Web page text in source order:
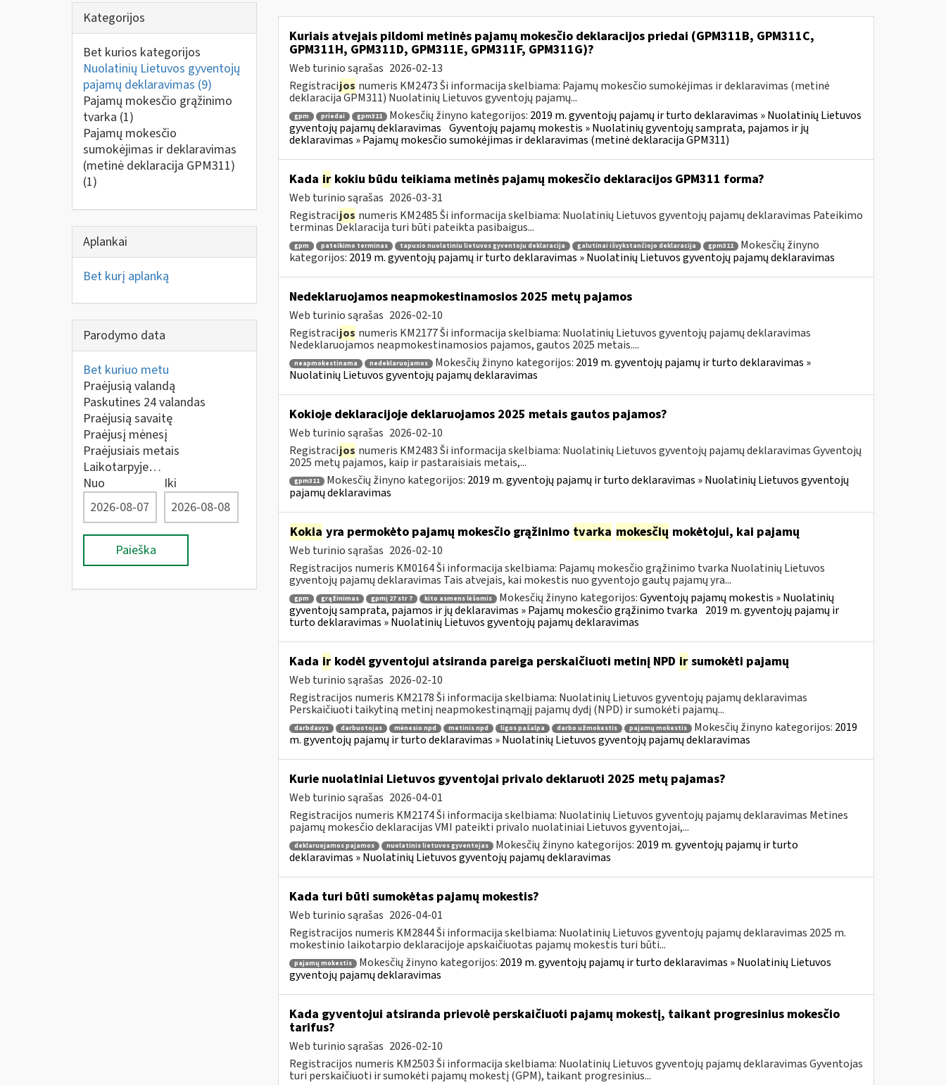
Kategorijos
Bet kurios kategorijos
Nuolatinių Lietuvos gyventojų
pajamų deklaravimas (9)
Pajamų mokesčio grąžinimo
tvarka (1)
Pajamų mokesčio
sumokėjimas ir deklaravimas
(metinė deklaracija GPM311)
(1)
Aplankai
Bet kurį aplanką
Parodymo data
Bet kuriuo metu
Praėjusią valandą
Paskutines 24 valandas
Praėjusią savaitę
Praėjusį mėnesį
Praėjusiais metais
Laikotarpyje…
Nuo
Iki
Paieška
Kuriais atvejais pildomi metinės pajamų mokesčio deklaracijos priedai (GPM311B, GPM311C,
GPM311H, GPM311D, GPM311E, GPM311F, GPM311G)?
Web turinio sąrašas 2026-02-13
Registracijos numeris KM2473 Ši informacija skelbiama: Pajamų mokesčio sumokėjimas ir deklaravimas (metinė
deklaracija GPM311) Nuolatinių Lietuvos gyventojų pajamų...
gpm priedai gpm311 Mokesčių žinyno kategorijos: 2019 m. gyventojų pajamų ir turto deklaravimas » Nuolatinių Lietuvos
gyventojų pajamų deklaravimas Gyventojų pajamų mokestis » Nuolatinių gyventojų samprata, pajamos ir jų
deklaravimas » Pajamų mokesčio sumokėjimas ir deklaravimas (metinė deklaracija GPM311)
Kada irkokiu būdu teikiama metinės pajamų mokesčio deklaracijos GPM311 forma?
Web turinio sąrašas 2026-03-31
Registracijos numeris KM2485 Ši informacija skelbiama: Nuolatinių Lietuvos gyventojų pajamų deklaravimas Pateikimo
terminas Deklaracija turi būti pateikta pasibaigus...
gpm pateikimo terminas tapusio nuolatiniu lietuvos gyventoju deklaracija galutinai išvykstančiojo deklaracija gpm311
Mokesčių žinyno
kategorijos: 2019 m. gyventojų pajamų ir turto deklaravimas » Nuolatinių Lietuvos gyventojų pajamų deklaravimas
Nedeklaruojamos neapmokestinamosios 2025 metų pajamos
Web turinio sąrašas 2026-02-10
Registracijos numeris KM2177 Ši informacija skelbiama: Nuolatinių Lietuvos gyventojų pajamų deklaravimas
Nedeklaruojamos neapmokestinamosios pajamos, gautos 2025 metais....
neapmokestinama nedeklaruojamos Mokesčių žinyno kategorijos: 2019 m. gyventojų pajamų ir turto deklaravimas »
Nuolatinių Lietuvos gyventojų pajamų deklaravimas
Kokioje deklaracijoje deklaruojamos 2025 metais gautos pajamos?
Web turinio sąrašas 2026-02-10
Registracijos numeris KM2483 Ši informacija skelbiama: Nuolatinių Lietuvos gyventojų pajamų deklaravimas Gyventojų
2025 metų pajamos, kaip ir pastaraisiais metais,...
gpm311 Mokesčių žinyno kategorijos: 2019 m. gyventojų pajamų ir turto deklaravimas » Nuolatinių Lietuvos gyventojų
pajamų deklaravimas
Kokia yra permokėto pajamų mokesčio grąžinimo tvarka mokesčių mokėtojui, kai pajamų
Web turinio sąrašas 2026-02-10
Registracijos numeris KM0164 Ši informacija skelbiama: Pajamų mokesčio grąžinimo tvarka Nuolatinių Lietuvos
gyventojų pajamų deklaravimas Tais atvejais, kai mokestis nuo gyventojo gautų pajamų yra...
gpm grąžinimas gpmį 27 str 7 kito asmens lėšomis Mokesčių žinyno kategorijos:Gyventojų pajamų mokestis » Nuolatinių
gyventojų samprata, pajamos ir jų deklaravimas » Pajamų mokesčio grąžinimo tvarka 2019 m. gyventojų pajamų ir
turto deklaravimas » Nuolatinių Lietuvos gyventojų pajamų deklaravimas
Kada irkodėl gyventojui atsiranda pareiga perskaičiuoti metinį NPD irsumokėti pajamų
Web turinio sąrašas 2026-02-10
Registracijos numeris KM2178 Ši informacija skelbiama: Nuolatinių Lietuvos gyventojų pajamų deklaravimas
Perskaičiuoti taikytiną metinį neapmokestinąmąjį pajamų dydį (NPD) ir sumokėti pajamų...
darbdavys darbuotojas mėnesio npd metinis npd ligos pašalpa darbo užmokestis pajamų mokestis Mokesčių žinyno kategorijos: 2019
m. gyventojų pajamų ir turto deklaravimas » Nuolatinių Lietuvos gyventojų pajamų deklaravimas
Kurie nuolatiniai Lietuvos gyventojai privalo deklaruoti 2025 metų pajamas?
Web turinio sąrašas 2026-04-01
Registracijos numeris KM2174 Ši informacija skelbiama: Nuolatinių Lietuvos gyventojų pajamų deklaravimas Metines
pajamų mokesčio deklaracijas VMI pateikti privalo nuolatiniai Lietuvos gyventojai,...
deklaruojamos pajamos nuolatinis lietuvos gyventojas Mokesčių žinyno kategorijos: 2019 m. gyventojų pajamų ir turto
deklaravimas » Nuolatinių Lietuvos gyventojų pajamų deklaravimas
Kada turi būti sumokėtas pajamų mokestis?
Web turinio sąrašas 2026-04-01
Registracijos numeris KM2844 Ši informacija skelbiama: Nuolatinių Lietuvos gyventojų pajamų deklaravimas 2025 m.
mokestinio laikotarpio deklaracijoje apskaičiuotas pajamų mokestis turi būti...
pajamų mokestis Mokesčių žinyno kategorijos: 2019 m. gyventojų pajamų ir turto deklaravimas » Nuolatinių Lietuvos
gyventojų pajamų deklaravimas
Kada gyventojui atsiranda prievolė perskaičiuoti pajamų mokestį, taikant progresinius mokesčio
tarifus?
Web turinio sąrašas 2026-02-10
Registracijos numeris KM2503 Ši informacija skelbiama: Nuolatinių Lietuvos gyventojų pajamų deklaravimas Gyventojas
turi perskaičiuoti ir sumokėti pajamų mokestį (GPM), taikant progresinius...